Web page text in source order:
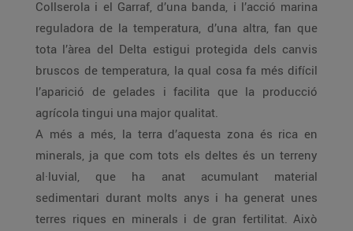
Collserola i el Garraf, d’una banda, i l’acció marina
reguladora de la temperatura, d’una altra, fan que
tota l’àrea del Delta estigui protegida dels canvis
bruscos de temperatura, la qual cosa fa més difícil
l’aparició de gelades i facilita que la producció
agrícola tingui una major qualitat.
A més a més, la terra d’aquesta zona és rica en
minerals, ja que com tots els deltes és un terreny
al·luvial, que ha anat acumulant material
sedimentari durant molts anys i ha generat unes
terres riques en minerals i de gran fertilitat. Això